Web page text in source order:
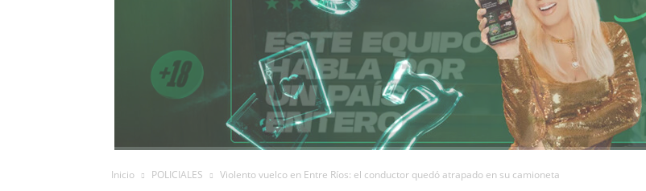
CONQUISTADORES
Inicio POLICIALES Violento vuelco en Entre Ríos: el conductor quedó atrapado en su camioneta